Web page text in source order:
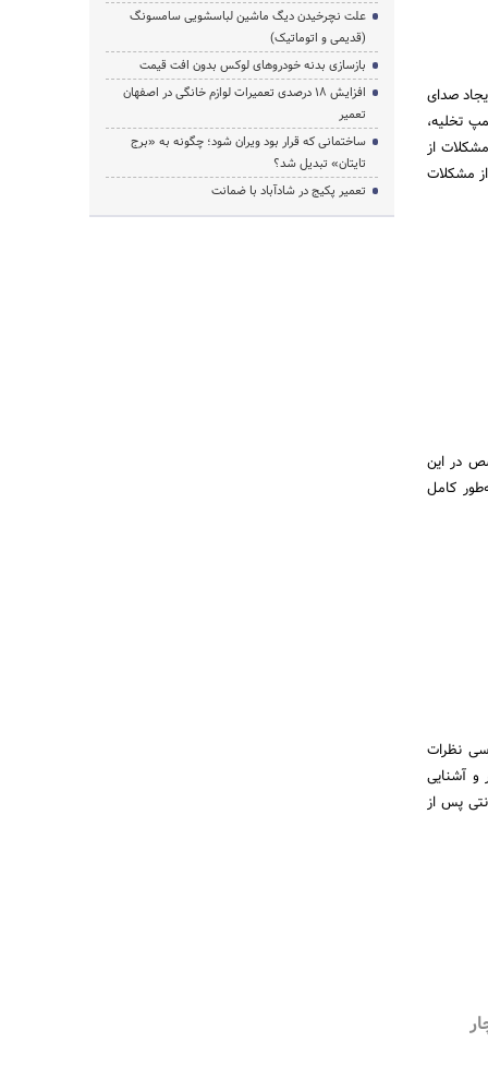
صدای
تخلیه،
از
مشکلات
در این
کامل
نظرات
و آشنایی
پس از
علت نچرخیدن دیگ ماشین لباسشویی سامسونگ
(قدیمی و اتوماتیک)
بازسازی بدنه خودروهای لوکس بدون افت قیمت
افزایش ۱۸ درصدی تعمیرات لوازم خانگی در اصفهان
تعمیر
ساختمانی که قرار بود ویران شود؛ چگونه به «برج
تایتان» تبدیل شد؟
تعمیر پکیج در شادآباد با ضمانت